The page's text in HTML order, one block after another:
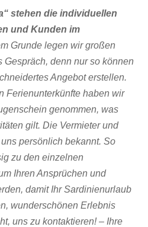
stehen die individuellen
und Kunden im
Grunde legen wir großen
Gespräch, denn nur so können
Angebot erstellen.
Ferienunterkünfte haben wir
genommen, was
gilt. Die Vermieter und
persönlich bekannt. So
zu den einzelnen
Ihren Ansprüchen und
damit Ihr Sardinienurlaub
wunderschönen Erlebnis
uns zu kontaktieren! – Ihre